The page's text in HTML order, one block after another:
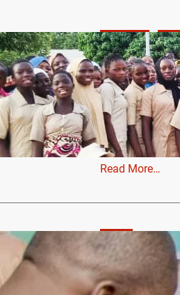
Education
Campagne
Bénin brise
filles
Campagne de
brise les tabous
Read More…
Santé
Lutte contre
Coalition
capacités de